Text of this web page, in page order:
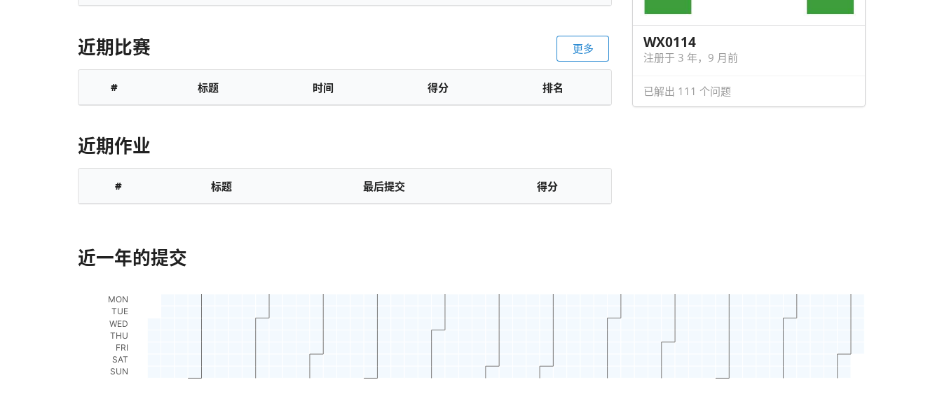
近期比赛 更多
# 标题 时间 得分 排名
近期作业
# 标题 最后提交 得分
WX0114
注册于 3 年，9 月前
已解出 111 个问题
近一年的提交